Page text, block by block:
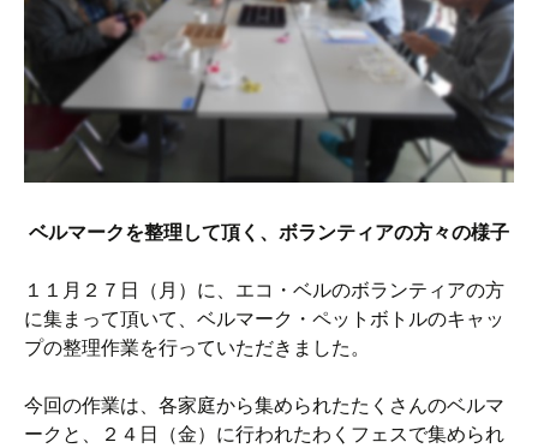
ベルマークを整理して頂く、ボランティアの方々の様子
１１月２７日（月）に、エコ・ベルのボランティアの方
に集まって頂いて、ベルマーク・ペットボトルのキャッ
プの整理作業を行っていただきました。
今回の作業は、各家庭から集められたたくさんのベルマ
ークと、２４日（金）に行われたわくフェスで集められ